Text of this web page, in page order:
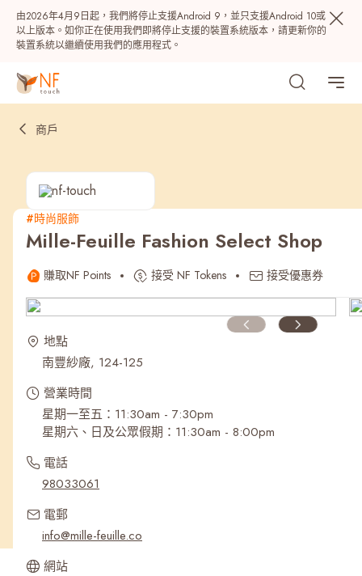
由2026年4月9日起，我們將停止支援Android 9，並只支援Android 10或
以上版本。如你正在使用我們即將停止支援的裝置系統版本，請更新你的
裝置系統以繼續使用我們的應用程式。
熱門
最近搜尋紀錄
商戶
#時尚服飾
Mille-Feuille Fashion Select Shop
賺取NF Points 接受 NF Tokens 接受優惠券
地點
南豐紗廠, 124-125
營業時間
星期一至五：11:30am - 7:30pm
星期六、日及公眾假期：11:30am - 8:00pm
電話
98033061
電郵
info@mille-feuille.co
網站